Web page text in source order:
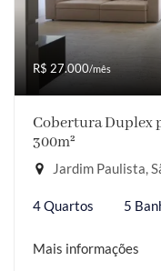
R$ 27.000/mês
Cobertura Duplex
300m²
Jardim Paulista,
4 Quartos 5
Mais informações